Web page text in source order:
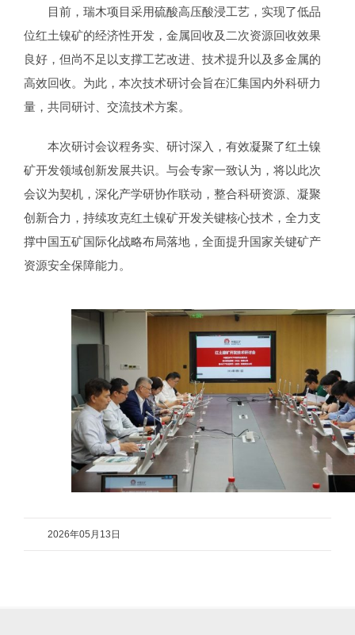
目前，瑞木项目采用硫酸高压酸浸工艺，实现了低品
位红土镍矿的经济性开发，金属回收及二次资源回收效果
良好，但尚不足以支撑工艺改进、技术提升以及多金属的
高效回收。为此，本次技术研讨会旨在汇集国内外科研力
量，共同研讨、交流技术方案。
本次研讨会议程务实、研讨深入，有效凝聚了红土镍
矿开发领域创新发展共识。与会专家一致认为，将以此次
会议为契机，深化产学研协作联动，整合科研资源、凝聚
创新合力，持续攻克红土镍矿开发关键核心技术，全力支
撑中国五矿国际化战略布局落地，全面提升国家关键矿产
资源安全保障能力。
2026年05月13日